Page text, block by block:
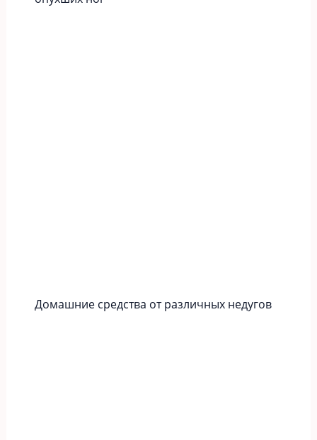
Домашние средства от различных недугов